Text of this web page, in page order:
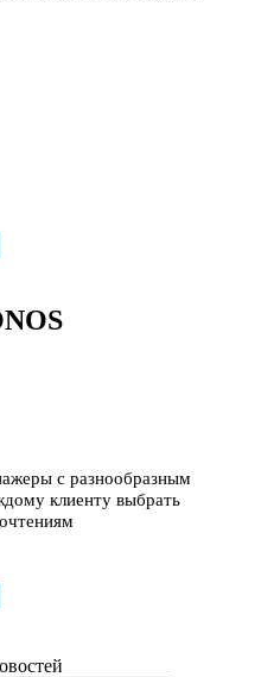
с разнообразным
клиенту выбрать